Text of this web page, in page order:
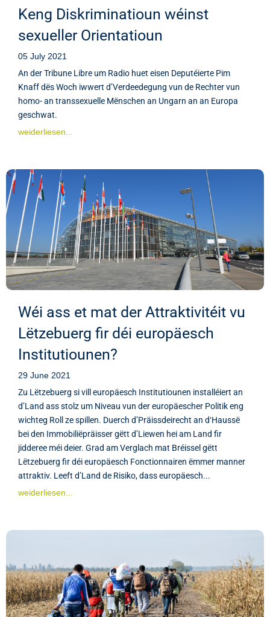
Keng Diskriminatioun wéinst
sexueller Orientatioun
05 July 2021
An der Tribune Libre um Radio huet eisen Deputéierte Pim
Knaff dës Woch iwwert d’Verdeedegung vun de Rechter vun
homo- an transsexuelle Mënschen an Ungarn an an Europa
geschwat.
weiderliesen...
Wéi ass et mat der Attraktivitéit vu
Lëtzebuerg fir déi europäesch
Institutiounen?
29 June 2021
Zu Lëtzebuerg si vill europäesch Institutiounen installéiert an
d’Land ass stolz um Niveau vun der europäescher Politik eng
wichteg Roll ze spillen. Duerch d’Präissdeirecht an d‘Haussë
bei den Immobiliëpräisser gëtt d’Liewen hei am Land fir
jidderee méi deier. Grad am Verglach mat Bréissel gëtt
Lëtzebuerg fir déi europäesch Fonctionnairen ëmmer manner
attraktiv. Leeft d’Land de Risiko, dass europäesch...
weiderliesen...